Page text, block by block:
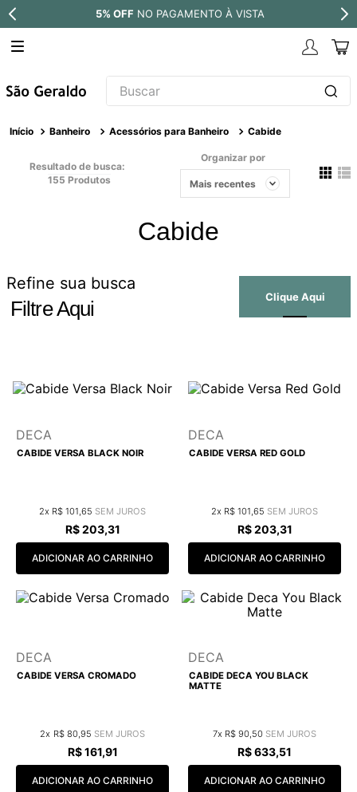
5% OFF NO PAGAMENTO À VISTA
Buscar
Banheiro Acessórios para Banheiro Cabide
Resultado de busca:
155 Produtos
Organizar por
Mais recentes
Cabide
Refine sua busca
Filtre Aqui
DECA
CABIDE VERSA BLACK NOIR
2 R$ 101 65
R$ 203,31
ADICIONAR AO CARRINHO
DECA
CABIDE VERSA RED GOLD
2 R$ 101 65
R$ 203,31
ADICIONAR AO CARRINHO
DECA
CABIDE VERSA CROMADO
2 R$ 80,95
R$ 161,91
ADICIONAR AO CARRINHO
DECA
CABIDE DECA YOU BLACK
MATTE
7 R$ 90,50
R$633,51
ADICIONAR AO CARRINHO
TERMOS MAIS BUSCADOS
2º
níquel escovado
6º
black matte
7º
perola
10º grafite escovado